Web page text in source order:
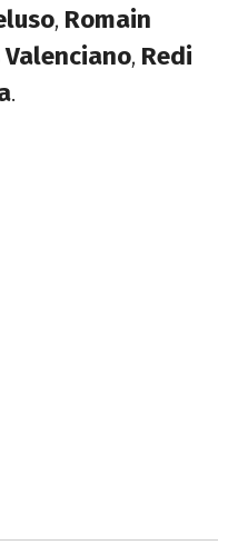
, Romain
Valenciano, Redi
.